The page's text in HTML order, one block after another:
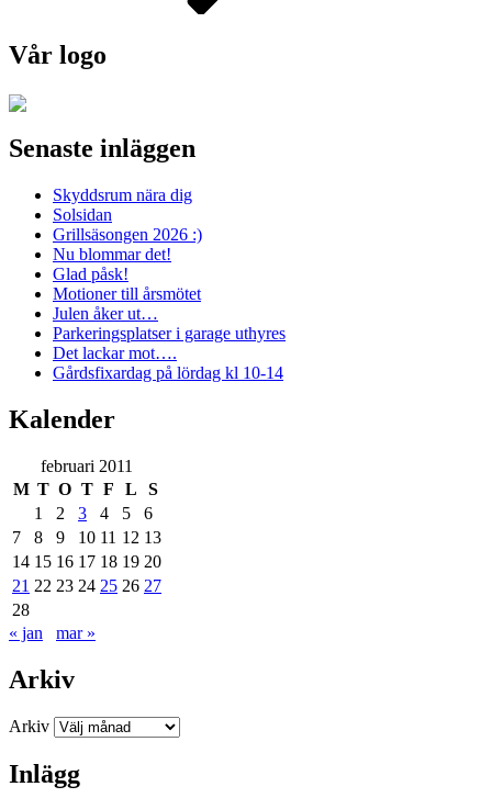
Vår logo
Senaste inläggen
Skyddsrum nära dig
Solsidan
Grillsäsongen 2026 :)
Nu blommar det!
Glad påsk!
Motioner till årsmötet
Julen åker ut…
Parkeringsplatser i garage uthyres
Det lackar mot….
Gårdsfixardag på lördag kl 10-14
Kalender
februari 2011
M T O T F L
S
1
2 3 4 5
6
7
8 9 10 11 12 13
14 15 16 17 18 19 20
21 22 23 24 25 26 27
28
« jan
mar »
Arkiv
Arkiv
Inlägg